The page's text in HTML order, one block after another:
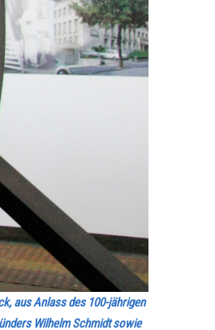
aus Anlass des 100-jährigen
Wilhelm Schmidt sowie